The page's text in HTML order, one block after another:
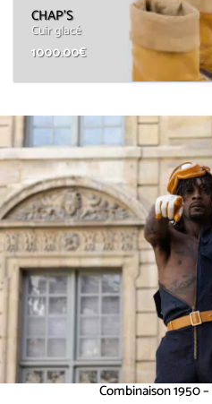
CHAP’S
Cuir glacé
1000.00€
Combinaison 1950